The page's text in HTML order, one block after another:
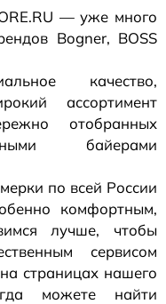
— уже много
Bogner, BOSS
качество,
ассортимент
отобранных
байерами
по всей России
комфортным,
лучше, чтобы
сервисом
страницах нашего
можете найти